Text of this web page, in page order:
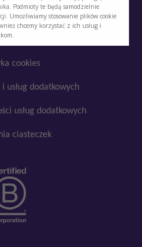
prywatności
cookies
usług dodatkowych
usług dodatkowych
ciasteczek
Podmioty te będą samodzielnie
Umożliwiamy stosowanie plików cookie
chcemy korzystać z ich usług i
moje